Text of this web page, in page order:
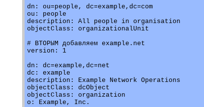
dn: ou=people, dc=example,dc=com
ou: people
description: All people in organisation
objectClass: organizationalUnit
# ВТОРЫМ добавляем example.net
version: 1
dn: dc=example,dc=net
dc: example
description: Example Network Operations
objectClass: dcObject
objectClass: organization
o: Example, Inc.